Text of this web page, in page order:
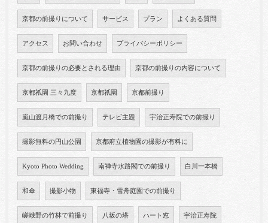
京都の前撮りについて サービス プラン よくある質問
アクセス お問い合わせ プライバシーポリシー
京都の前撮りの必要とされる理由 京都の前撮りの内容について
京都祇園 三々九度 京都祇園 京都前撮り
嵐山渡月橋での前撮り テレビ主題 宇治正寿院での前撮り
撮影無料の円山公園 京都府立植物園の撮影が有料に
Kyoto Photo Wedding 南禅寺水路閣での前撮り 白川一本橋
和傘 撮影小物 東福寺・雪舟庭園での前撮り
嵯峨野の竹林で前撮り 八坂の塔 ハート窓 宇治正寿院